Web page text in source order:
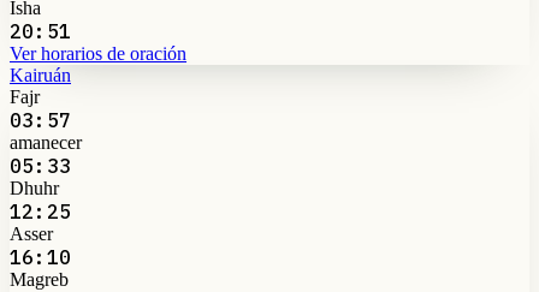
Isha
20:51
Ver horarios de oración
Kairuán
Fajr
03:57
amanecer
05:33
Dhuhr
12:25
Asser
16:10
Magreb